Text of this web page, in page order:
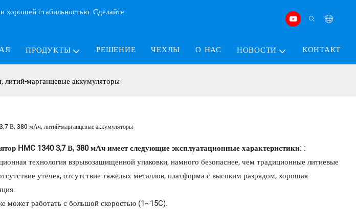
хорошей стабильностью. Сделайте
ПРОДУКТЫ РЕШЕНИЕ ЧЕХЛЫ О НАС НОВОСТИ КОНТАКТ
марганцевые аккумуляторы
В, 380 мАч, литий-марганцевые аккумуляторы
HMC 1340 3,7 В, 380 мАч имеет следующие эксплуатационные характеристики: :
технология взрывозащищенной упаковки, намного безопаснее, чем традиционные литиевые
утечек, отсутствие тяжелых металлов, платформа с высоким разрядом, хорошая
может работать с большой скоростью (1~15C).